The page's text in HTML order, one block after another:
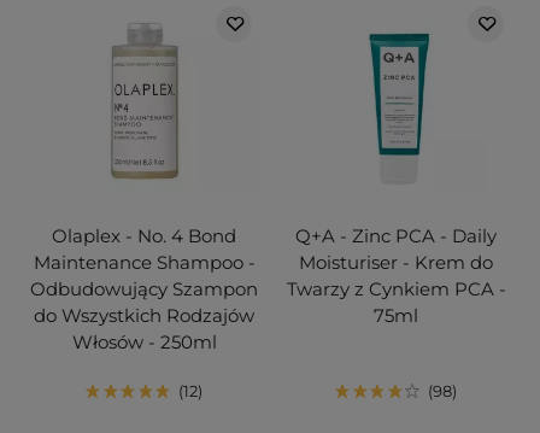
Olaplex - No. 4 Bond
Maintenance Shampoo -
Odbudowujący Szampon
do Wszystkich Rodzajów
Włosów - 250ml
12
Q+A - Zinc PCA - Daily
Moisturiser - Krem do
Twarzy z Cynkiem PCA -
75ml
98